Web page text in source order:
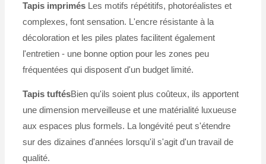
Tapis imprimésLes motifs répétitifs, photoréalistes et
complexes, font sensation. L'encre résistante à la
décoloration et les piles plates facilitent également
l'entretien - une bonne option pour les zones peu
fréquentées qui disposent d'un budget limité.
Tapis tuftésBien qu'ils soient plus coûteux, ils apportent
une dimension merveilleuse et une matérialité luxueuse
aux espaces plus formels. La longévité peut s'étendre
sur des dizaines d'années lorsqu'il s'agit d'un travail de
qualité.